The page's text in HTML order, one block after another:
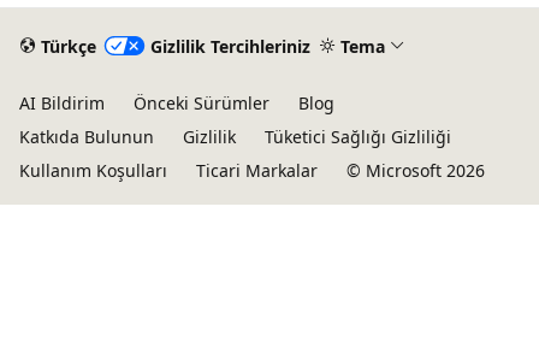
Türkçe Gizlilik Tercihleriniz Tema
AI Bildirim Önceki Sürümler
Blog
Katkıda Bulunun
Gizlilik
Tüketici Sağlığı Gizliliği
Kullanım Koşulları
Ticari Markalar © Microsoft 2026